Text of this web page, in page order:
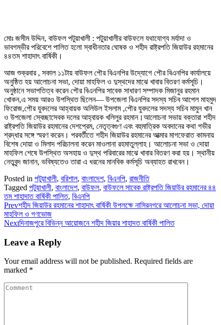
মোঃ জসীম উদ্দিন, বাউফল পটুয়াখালী : পটুয়াখালীর বাউফলে যথাযোগ্য মর্যাদা ও
ভাবগম্ভীর পরিবেশে পালিত হলো স্বাধীনতার ঘোষক ও শহীদ রাষ্ট্রপতি জিয়াউর রহমানের
৪৪তম শাহাদাৎ বার্ষিকী।
আজ শুক্রবার , সকাল ১১টায় বাউফল পৌর বিএনপির উদ্যোগে পৌর বিএনপির কার্যালয়ে
অনুষ্ঠিত হয় আলোচনা সভা, দোয়া মাহফিল ও দুস্থদের মাঝে খাবার বিতরণ কর্মসূচি।
অনুষ্ঠানে সভাপতিত্ব করেন পৌর বিএনপির সাবেক সাধারণ সম্পাদক মিজানুর রহমান
খোকন,এ সময় আরও উপস্থিত ছিলেন— উপজেলা বিএনপির সদস্য সচিব আপেল মাহমুদ
ফিরোজ,পৌর যুবদলের আহ্বায়ক অলিউল ইসলাম ,পৌর যুবদলের সদস্য সচিব মামুন খান
ও উপজেলা স্বেচ্ছাসেবক দলের আহ্বায়ক খলিলুর রহমান।আলোচনা সভায় বক্তারা শহীদ
রাষ্ট্রপতি জিয়াউর রহমানের দেশপ্রেম, নেতৃত্বগুণ এবং বহুমাত্রিক অবদানের কথা গভীর
শ্রদ্ধার সঙ্গে স্মরণ করেন। পরবর্তীতে শহীদ জিয়াউর রহমানের আত্মার মাগফেরাত কামনায়
বিশেষ দোয়া ও মিলাদ পরিচালনা করেন মাওলানা রহমাতুল্লাহ। আলোচনা সভা ও দোয়া
মাহফিল শেষে উপস্থিত অসহায় ও দুস্থ পরিবারের মাঝে খাবার বিতরণ করা হয়। স্থানীয়
নেতৃবৃন্দ জানান, ভবিষ্যতেও তারা এ ধরনের মানবিক কর্মসূচি অব্যাহত রাখবেন।
Posted in পটুয়াখালী, বরিশাল, বাংলাদেশ, বিএনপি, রাজনীতি
Tagged পটুয়াখালী, বাংলাদেশ, বাউফল, বাউফলে সাবেক রাষ্ট্রপতি জিয়াউর রহমানের ৪৪
তম শাহাদাত বার্ষিকী পালিত, বিএনপি
Prevশহীদ জিয়াউর রহমানের শাহাদাৎ বার্ষিকী উপলক্ষে নাসিরনগরে আলোচনা সভা, দোয়া
মাহফিল ও গণভোজ
Nextদিনাজপুরে বিভিন্ন আয়োজনে শহীদ জিয়ার শাহাদত বার্ষিকী পালিত
Leave a Reply
Your email address will not be published. Required fields are
marked *